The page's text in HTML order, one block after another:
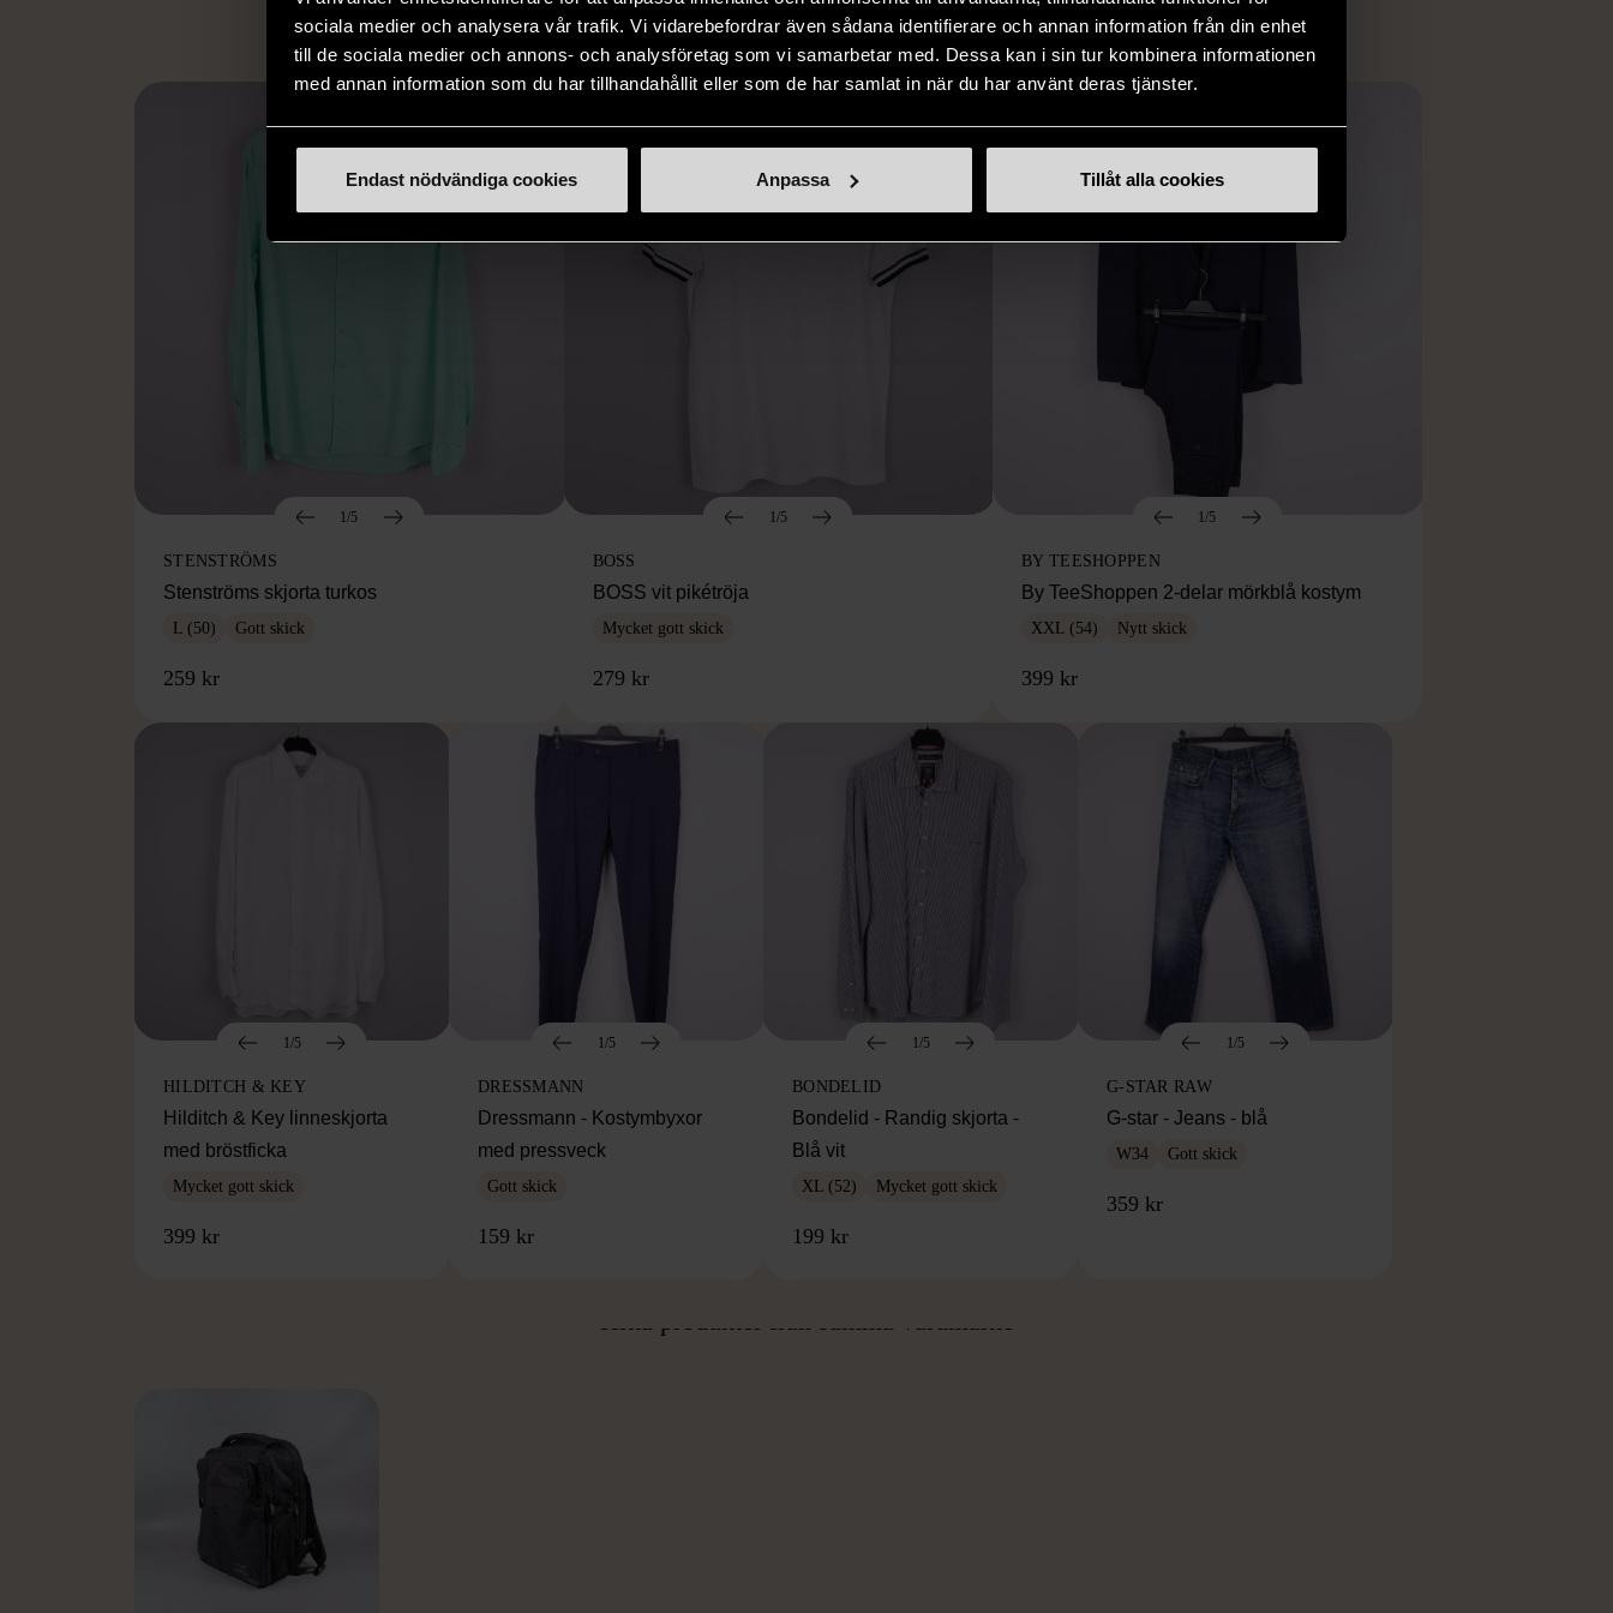
sociala medier och analysera vår trafik. Vi vidarebefordrar även sådana identifierare och annan information från din enhet
till de sociala medier och annons- och analysföretag som vi samarbetar med. Dessa kan i sin tur kombinera informationen
med annan information som du har tillhandahållit eller som de har samlat in när du har använt deras tjänster.
Endast nödvändiga cookies Anpassa Tillåt alla cookies
Hitta produkter som påminner om denna
1/5
STENSTRÖMS
Stenströms skjorta turkos
L (50) Gott skick
259 kr
1/5
BOSS
BOSS vit pikétröja
Mycket gott skick
279 kr
1/5
BY TEESHOPPEN
By TeeShoppen 2-delar mörkblå kostym
XXL (54) Nytt skick
399 kr
1/5
HILDITCH & KEY
Hilditch & Key linneskjorta
med bröstficka
Mycket gott skick
399 kr
1/5
DRESSMANN
Dressmann - Kostymbyxor
med pressveck
Gott skick
159 kr
1/5
BONDELID
Bondelid - Randig skjorta -
Blå vit
XL (52) Mycket gott skick
199 kr
1/5
G-STAR RAW
G-star - Jeans - blå
W34 Gott skick
359 kr